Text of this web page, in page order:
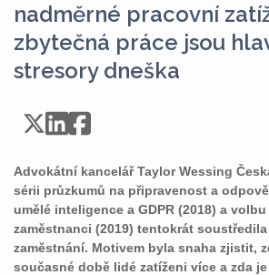
nadměrné pracovní
zbytečná práce jsou
stresory dneška
Advokátní kancelář Taylor Wessing
sérii průzkumů na připravenost a
umělé inteligence a GDPR (2018) a
zaměstnanci (2019) tentokrát
zaměstnání. Motivem byla snaha zjistit,
současné době lidé zatíženi více a zda